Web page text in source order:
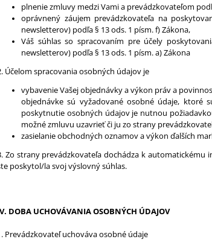
plnenie zmluvy medzi Vami a prevádzkovateľom
oprávnený záujem prevádzkovateľa na
newsletterov) podľa § 13 ods. 1 písm. f) Zákona,
Váš súhlas so spracovaním pre účely
newsletterov) podľa § 13 ods. 1 písm. a) Zákona
Účelom spracovania osobných údajov je
vybavenie Vašej objednávky a výkon práv a
objednávke sú vyžadované osobné údaje, ktoré
poskytnutie osobných údajov je nutnou
možné zmluvu uzavrieť či ju zo strany
zasielanie obchodných oznamov a výkon ďalších
Zo strany prevádzkovateľa dochádza k automatickému
poskytol/la svoj výslovný súhlas.
DOBA UCHOVÁVANIA OSOBNÝCH ÚDAJOV
Prevádzkovateľ uchováva osobné údaje